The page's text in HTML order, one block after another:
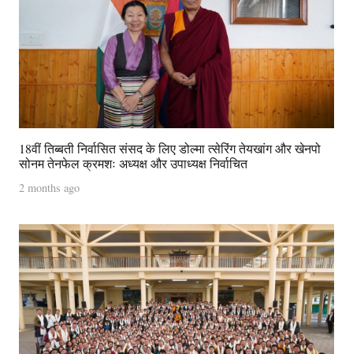
18वीं तिब्बती निर्वासित संसद के लिए डोल्मा त्सेरिंग तेयखांग और खेनपो
सोनम तेनफेल क्रमशः अध्यक्ष और उपाध्यक्ष निर्वाचित
2 months ago